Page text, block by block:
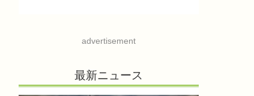
advertisement
最新ニュース